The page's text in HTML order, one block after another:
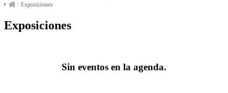
/ Exposiciones
Exposiciones
Sin eventos en la agenda.